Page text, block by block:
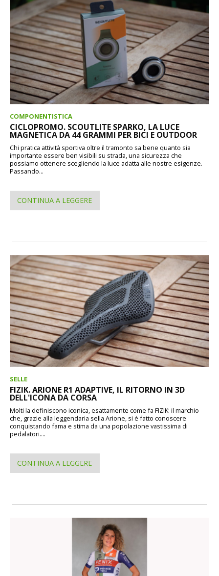
COMPONENTISTICA
CICLOPROMO. SCOUTLITE SPARKO, LA LUCE
MAGNETICA DA 44 GRAMMI PER BICI E OUTDOOR
Chi pratica attività sportiva oltre il tramonto sa bene quanto sia
importante essere ben visibili su strada, una sicurezza che
possiamo ottenere scegliendo la luce adatta alle nostre esigenze.
Passando...
CONTINUA A LEGGERE
SELLE
FIZIK. ARIONE R1 ADAPTIVE, IL RITORNO IN 3D
DELL'ICONA DA CORSA
Molti la definiscono iconica, esattamente come fa FIZIK: il marchio
che, grazie alla leggendaria sella Arione, si è fatto conoscere
conquistando fama e stima da una popolazione vastissima di
pedalatori....
CONTINUA A LEGGERE